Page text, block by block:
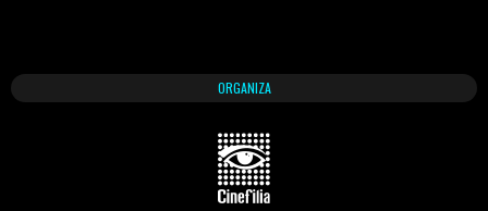
ORGANIZA